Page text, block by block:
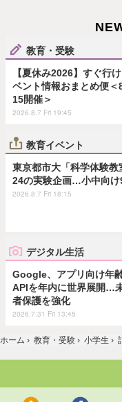
教育・受験
【夏休み2026】すぐ行
ベント情報おまとめ便＜
15開催＞
2026.8.7 Fri 19:45
教育イベント
東京都市大「科学体験教
24の実験企画…小中向け
2026.8.7 Fri 18:15
デジタル生活
Google、アプリ向け年
APIを年内に世界展開…
者保護を強化
2026.7.31 Fri 13:45
ホーム › 教育・受験 › 小学生 ›